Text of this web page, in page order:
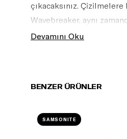
çıkacaksınız.
Wavebreaker, aynı
ve pratik bir seçenektir.
Devamını Oku
BENZER ÜRÜNLER
SAMSONITE